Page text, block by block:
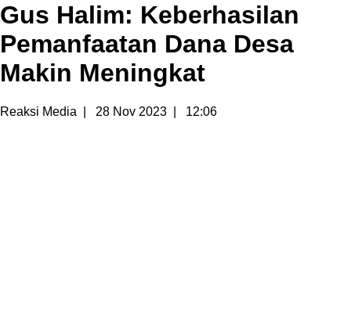
Gus Halim: Keberhasilan
Pemanfaatan Dana Desa
Makin Meningkat
Reaksi Media 28 Nov 2023 12:06